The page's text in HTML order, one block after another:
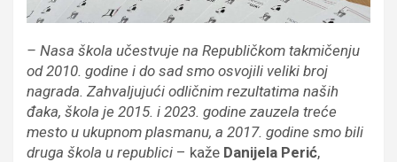
– Nasa škola učestvuje na Republičkom takmičenju
od 2010. godine i do sad smo osvojili veliki broj
nagrada. Zahvaljujući odličnim rezultatima naših
đaka, škola je 2015. i 2023. godine zauzela treće
mesto u ukupnom plasmanu, a 2017. godine smo bili
druga škola u republici – kaže Danijela Perić,